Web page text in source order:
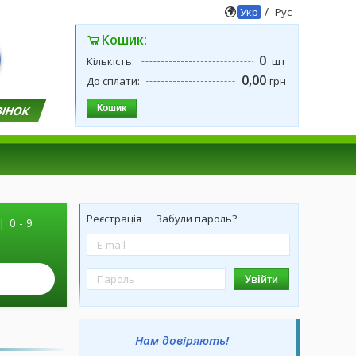
Укр / Рус
Кошик:
Кількість: 0 шт
До сплати:
0,00 грн
Кошик
| 0 - 9
Реєстрація Забули пароль?
Увійти
Нам довіряють!